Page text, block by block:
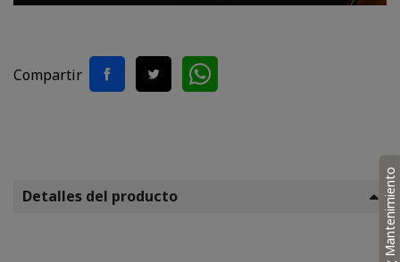
Compartir
Detalles del producto Mantenimiento